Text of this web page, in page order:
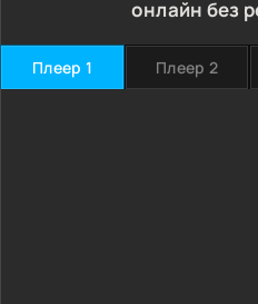
онлайн без
Плеер 1 Плеер 2